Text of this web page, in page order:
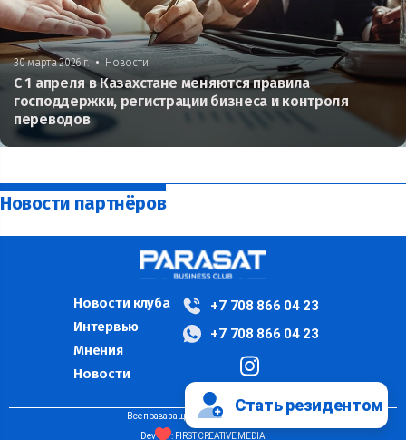
30 марта 2026 г. • Новости
С 1 апреля в Казахстане меняются правила
господдержки, регистрации бизнеса и контроля
переводов
Новости партнёров
Новости клуба
Интервью
Мнения
Новости
+7 708 866 04 23
+7 708 866 04 23
Все права защищены ©PARASAT, 2024
Dev
: FIRST CREATIVE MEDIA
Стать резидентом